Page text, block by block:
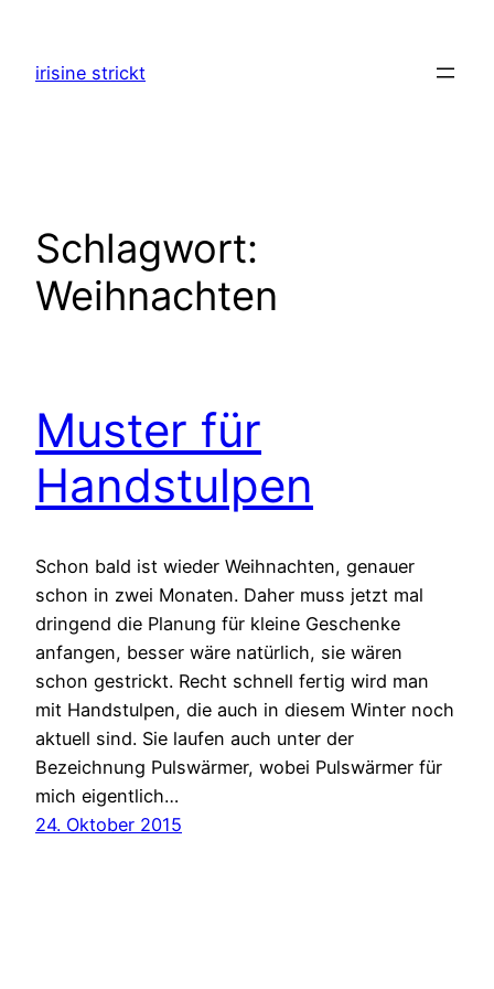
springen
irisine strickt
Schlagwort:
Weihnachten
Muster für
Handstulpen
Schon bald ist wieder Weihnachten, genauer
schon in zwei Monaten. Daher muss jetzt mal
dringend die Planung für kleine Geschenke
anfangen, besser wäre natürlich, sie wären
schon gestrickt. Recht schnell fertig wird man
mit Handstulpen, die auch in diesem Winter noch
aktuell sind. Sie laufen auch unter der
Bezeichnung Pulswärmer, wobei Pulswärmer für
mich eigentlich…
24. Oktober 2015